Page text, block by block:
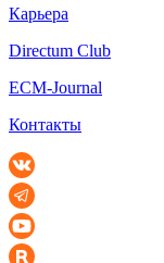
Карьера
Directum Club
ECM-Journal
Контакты